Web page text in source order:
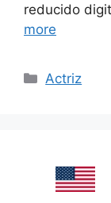
reducido
more
Categories
Actriz